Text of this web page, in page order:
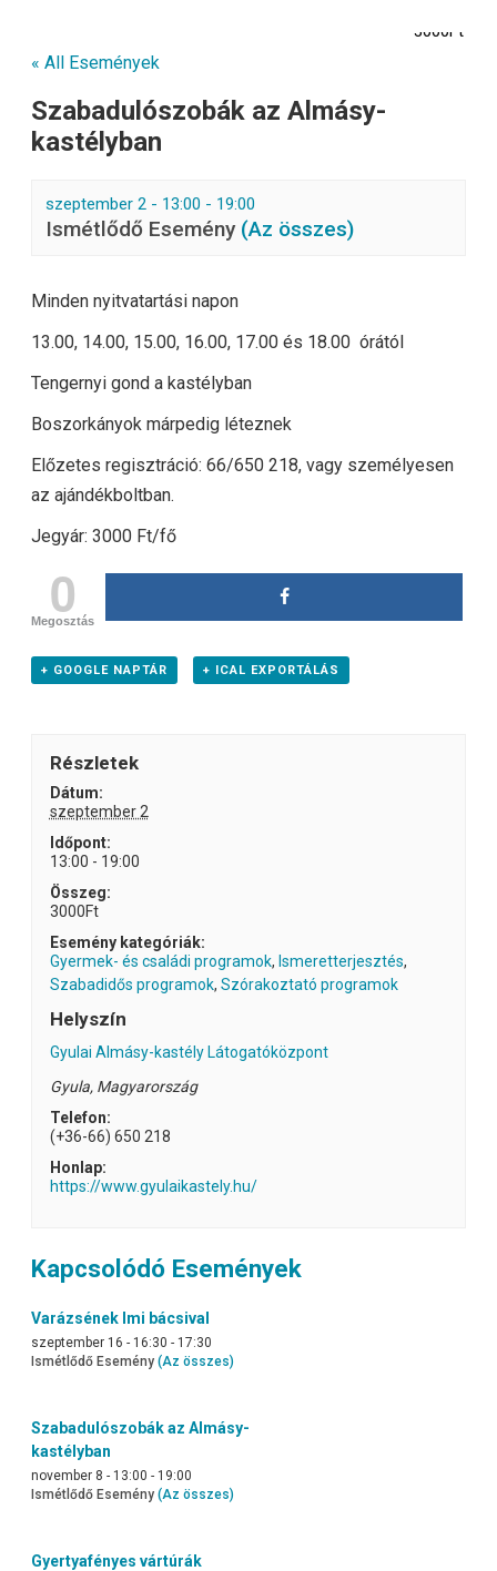
« All Események
Szabadulószobák az Almásy-
kastélyban
szeptember 2 - 13:00 - 19:00
Ismétlődő Esemény (Az összes)
3000Ft
Minden nyitvatartási napon
13.00, 14.00, 15.00, 16.00, 17.00 és 18.00 órától
Tengernyi gond a kastélyban
Boszorkányok márpedig léteznek
Előzetes regisztráció: 66/650 218, vagy személyesen
az ajándékboltban.
Jegyár: 3000 Ft/fő
0
Megosztás
+ GOOGLE NAPTÁR + ICAL EXPORTÁLÁS
Részletek
Dátum:
szeptember 2
Időpont:
13:00 - 19:00
Összeg:
3000Ft
Esemény kategóriák:
Gyermek- és családi programok, Ismeretterjesztés,
Szabadidős programok, Szórakoztató programok
Helyszín
Gyulai Almásy-kastély Látogatóközpont
Gyula, Magyarország
Telefon:
(+36-66) 650 218
Honlap:
https://www.gyulaikastely.hu/
Kapcsolódó Események
Varázsének Imi bácsival
szeptember 16 - 16:30 - 17:30
Ismétlődő Esemény (Az összes)
Szabadulószobák az Almásy-
kastélyban
november 8 - 13:00 - 19:00
Ismétlődő Esemény (Az összes)
Gyertyafényes vártúrák